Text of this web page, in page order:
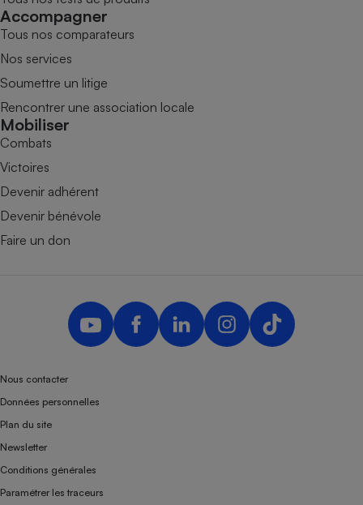
Accompagner
Tous nos comparateurs
Nos services
Soumettre un litige
Rencontrer une association locale
Mobiliser
Combats
Victoires
Devenir adhérent
Devenir bénévole
Faire un don
Nous contacter
Données personnelles
Plan du site
Newsletter
Conditions générales
Paramétrer les traceurs